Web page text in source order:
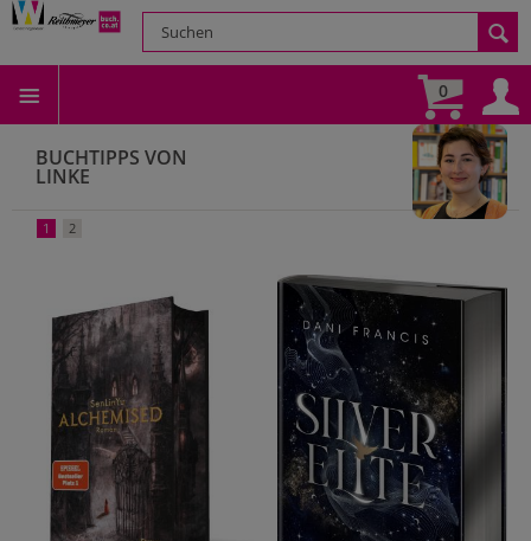
0
BUCHTIPPS VON
LINKE
1 2